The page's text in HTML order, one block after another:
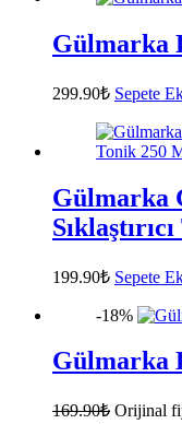
Gülmarka
299.90₺ Sepete
Gülmarka
199.90₺ Sepete
-18%
Gülmarka
169.90₺ Orijinal